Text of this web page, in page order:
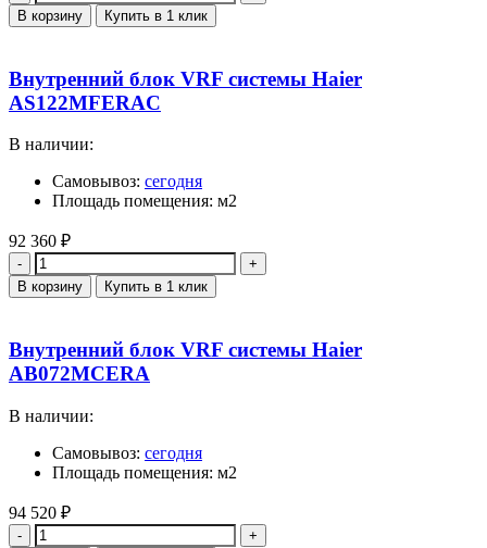
В корзину Купить в 1 клик
Внутренний блок VRF системы Haier
AS122MFERAC
В наличии:
Самовывоз: сегодня
Площадь помещения: м2
92 360 ₽
Количество
В корзину Купить в 1 клик
Внутренний блок VRF системы Haier
AB072MCERA
В наличии:
Самовывоз: сегодня
Площадь помещения: м2
94 520 ₽
Количество